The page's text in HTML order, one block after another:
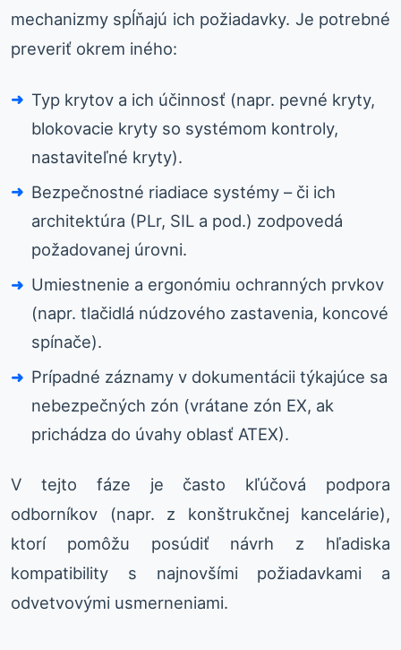
mechanizmy spĺňajú ich požiadavky. Je potrebné
preveriť okrem iného:
Typ krytov a ich účinnosť (napr. pevné kryty,
blokovacie kryty so systémom kontroly,
nastaviteľné kryty).
Bezpečnostné riadiace systémy – či ich
architektúra (PLr, SIL a pod.) zodpovedá
požadovanej úrovni.
Umiestnenie a ergonómiu ochranných prvkov
(napr. tlačidlá núdzového zastavenia, koncové
spínače).
Prípadné záznamy v dokumentácii týkajúce sa
nebezpečných zón (vrátane zón EX, ak
prichádza do úvahy oblasť ATEX).
V tejto fáze je často kľúčová podpora
odborníkov (napr. z konštrukčnej kancelárie),
ktorí pomôžu posúdiť návrh z hľadiska
kompatibility s najnovšími požiadavkami a
odvetvovými usmerneniami.